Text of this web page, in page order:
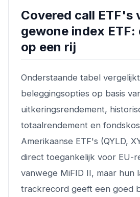
Covered call ETF's
gewone index
op een rij
Onderstaande tabel
beleggingsopties op basis
uitkeringsrendement,
totaalrendement en
Amerikaanse ETF's (QYLD,
direct toegankelijk voor EU-
vanwege MiFID II, maar hun
trackrecord geeft een goed